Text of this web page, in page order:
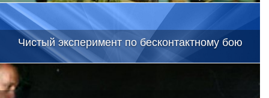
Чистый эксперимент по бесконтактному бою